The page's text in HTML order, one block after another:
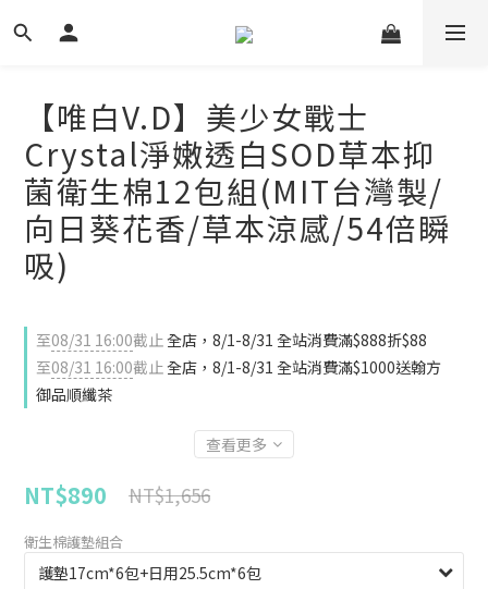
【唯白V.D】美少女戰士
Crystal淨嫩透白SOD草本抑
菌衛生棉12包組(MIT台灣製/
向日葵花香/草本涼感/54倍瞬
吸)
至08/31 16:00截止全店，8/1-8/31 全站消費滿$888折$88
至08/31 16:00截止全店，8/1-8/31 全站消費滿$1000送翰方
御品順纖茶
查看更多
NT$890 NT$1,656
衛生棉護墊組合